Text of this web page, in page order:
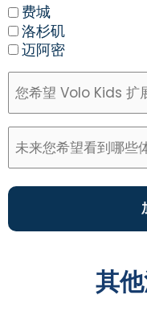
费城
洛杉矶
迈阿密
其